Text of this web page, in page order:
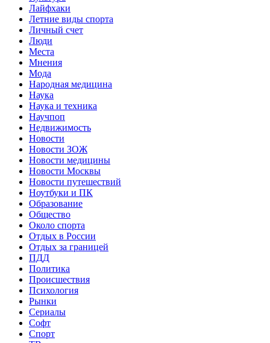
Лайфхаки
Летние виды спорта
Личный счет
Люди
Места
Мнения
Мода
Народная медицина
Наука
Наука и техника
Научпоп
Недвижимость
Новости
Новости ЗОЖ
Новости медицины
Новости Москвы
Новости путешествий
Ноутбуки и ПК
Образование
Общество
Около спорта
Отдых в России
Отдых за границей
ПДД
Политика
Происшествия
Психология
Рынки
Сериалы
Софт
Спорт